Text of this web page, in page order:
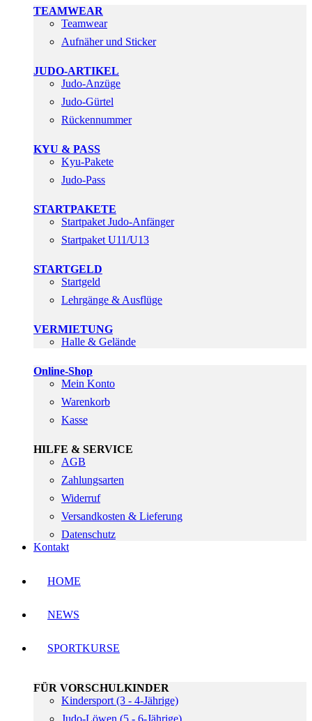
TEAMWEAR
Teamwear
Aufnäher und Sticker
JUDO-ARTIKEL
Judo-Anzüge
Judo-Gürtel
Rückennummer
KYU & PASS
Kyu-Pakete
Judo-Pass
STARTPAKETE
Startpaket Judo-Anfänger
Startpaket U11/U13
STARTGELD
Startgeld
Lehrgänge & Ausflüge
VERMIETUNG
Halle & Gelände
Online-Shop
Mein Konto
Warenkorb
Kasse
HILFE & SERVICE
AGB
Zahlungsarten
Widerruf
Versandkosten & Lieferung
Datenschutz
Kontakt
HOME
NEWS
SPORTKURSE
FÜR VORSCHULKINDER
Kindersport (3 - 4-Jährige)
Judo-Löwen (5 - 6-Jährige)